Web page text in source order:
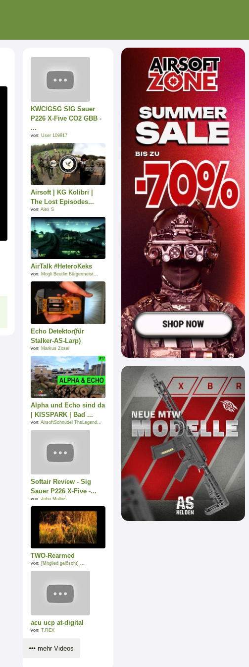
KWC/GSG SIG Sauer
P226 X-Five CO2 GBB -
...
von: User 109917
Airsoft | KG Kolibri |
The Lost Episodes...
von: Alex S
AirTalk #HeteroKeks
von: Mogli Beutlin Bürgermeist...
Echo Detektor(für
Stalker-AS-Larp)
von: Markus Zosel
Alpha und Echo sind da
| KISSPARK | Bad ...
von: AirsoftSchnüdel TheLegend...
Softair Review - Sig
Sauer P226 X-Five -...
von: John Mullins
TWO-Rearmed
von: [Mitglied gelöscht] ...
acu ucp at-digital
von: T.REX
mehr Videos